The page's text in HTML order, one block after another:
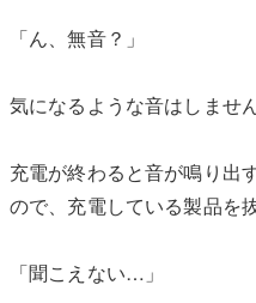
「ん、無音？」
気になるような音はしませ
充電が終わると音が鳴り出
ので、充電している製品を
「聞こえない…」